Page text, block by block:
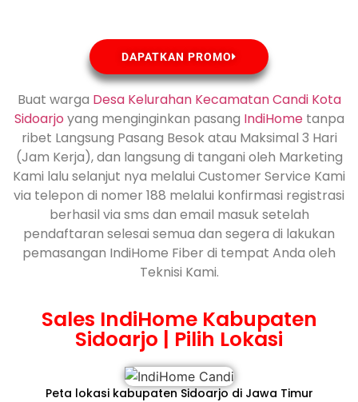
DAPATKAN PROMO
Buat warga Desa Kelurahan Kecamatan Candi Kota
Sidoarjo yang menginginkan pasang IndiHometanpa
ribet Langsung Pasang Besok atau Maksimal 3 Hari
(Jam Kerja), dan langsung di tangani oleh Marketing
Kami lalu selanjut nya melalui Customer Service Kami
via telepon di nomer 188 melalui konfirmasi registrasi
berhasil via sms dan email masuk setelah
pendaftaran selesai semua dan segera di lakukan
pemasangan IndiHome Fiber di tempat Anda oleh
Teknisi Kami.
Sales IndiHome Kabupaten
Sidoarjo | Pilih Lokasi
Peta lokasi kabupaten Sidoarjo di Jawa Timur